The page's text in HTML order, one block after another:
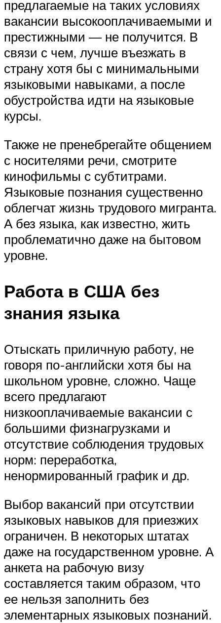
предлагаемые на таких условиях
вакансии высокооплачиваемыми и
престижными — не получится. В
связи с чем, лучше въезжать в
страну хотя бы с минимальными
языковыми навыками, а после
обустройства идти на языковые
курсы.
Также не пренебрегайте общением
с носителями речи, смотрите
кинофильмы с субтитрами.
Языковые познания существенно
облегчат жизнь трудового мигранта.
А без языка, как известно, жить
проблематично даже на бытовом
уровне.
Работа в США без
знания языка
Отыскать приличную работу, не
говоря по-английски хотя бы на
школьном уровне, сложно. Чаще
всего предлагают
низкооплачиваемые вакансии с
большими физнагрузками и
отсутствие соблюдения трудовых
норм: переработка,
ненормированный график и др.
Выбор вакансий при отсутствии
языковых навыков для приезжих
ограничен. В некоторых штатах
даже на государственном уровне. А
анкета на рабочую визу
составляется таким образом, что
ее нельзя заполнить без
элементарных языковых познаний.